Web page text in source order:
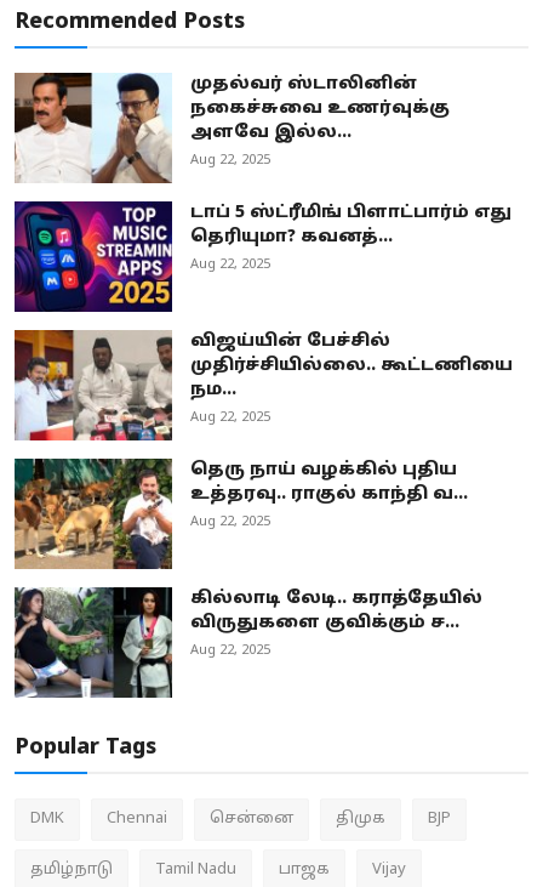
Recommended Posts
முதல்வர் ஸ்டாலினின்
நகைச்சுவை உணர்வுக்கு
அளவே இல்ல...
Aug 22, 2025
டாப் 5 ஸ்ட்ரீமிங் பிளாட்பார்ம் எது
தெரியுமா? கவனத்...
Aug 22, 2025
விஜய்யின் பேச்சில்
முதிர்ச்சியில்லை.. கூட்டணியை
நம...
Aug 22, 2025
தெரு நாய் வழக்கில் புதிய
உத்தரவு.. ராகுல் காந்தி வ...
Aug 22, 2025
கில்லாடி லேடி.. கராத்தேயில்
விருதுகளை குவிக்கும் ச...
Aug 22, 2025
Popular Tags
DMK Chennai சென்னை திமுக BJP
தமிழ்நாடு Tamil Nadu பாஜக Vijay